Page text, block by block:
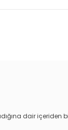
dair içeriden